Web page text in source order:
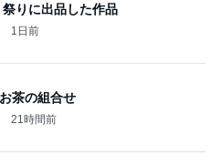
りに出品した作品
1日前
茶の組合せ
21時間前